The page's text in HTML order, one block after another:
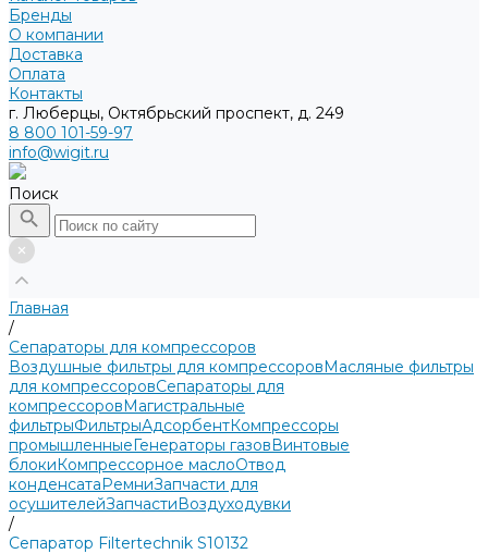
Бренды
О компании
Доставка
Оплата
Контакты
г. Люберцы, Октябрьский проспект, д. 249
8 800 101-59-97
info@wigit.ru
Поиск
Главная
/
Сепараторы для компрессоров
Воздушные фильтры для компрессоровМасляные фильтры
для компрессоровСепараторы для
компрессоровМагистральные
фильтрыФильтрыАдсорбентКомпрессоры
промышленныеГенераторы газовВинтовые
блокиКомпрессорное маслоОтвод
конденсатаРемниЗапчасти для
осушителейЗапчастиВоздуходувки
/
Сепаратор Filtertechnik S10132